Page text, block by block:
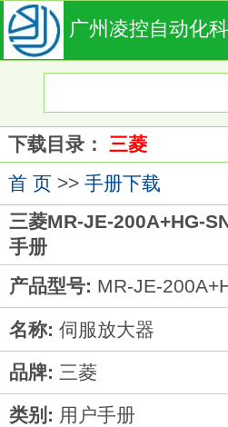
广州凌控自动化
下载目录：
三菱
首 页>> 手册下载
三菱MR-JE-200A+HG-
手册
产品型号: MR-JE-
名称: 伺服放大器
品牌: 三菱
类别: 用户手册